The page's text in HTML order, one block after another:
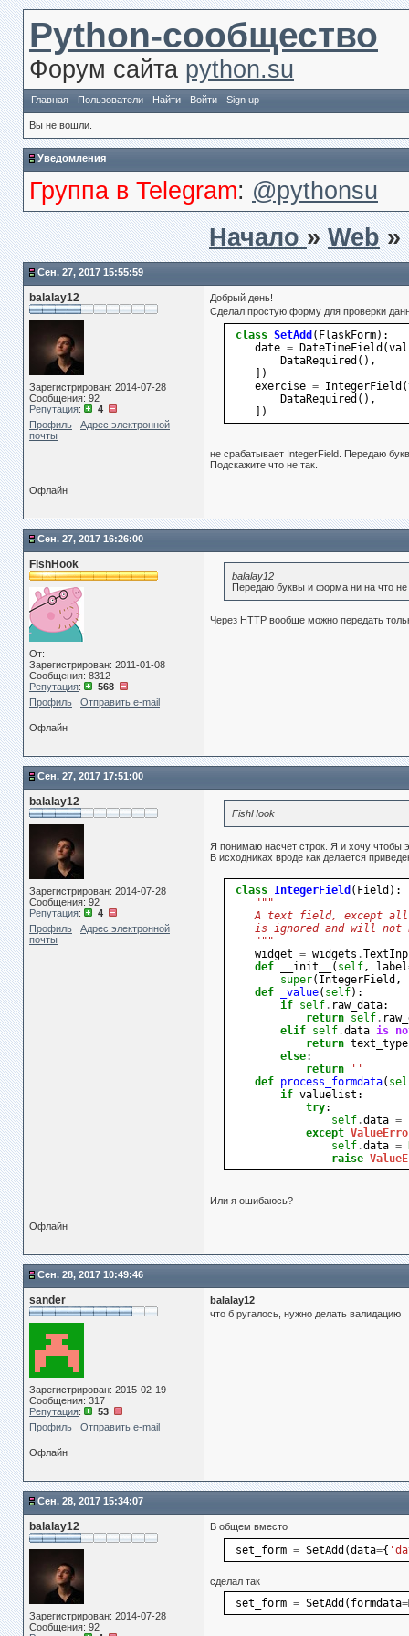
Python-сообщество
Форум сайта python.su
Главная Пользователи Найти Войти Sign up
Вы не вошли.
Уведомления
Группа в Telegram: @pythonsu
Начало»Web »
Сен. 27, 2017 15:55:59
balalay12
Зарегистрирован: 2014-07-28
Сообщения: 92
Репутация:
4
Профиль
Адрес электронной
почты
Добрый день!
Сделал простую форму для проверки
class SetAdd ( FlaskForm):
date = DateTimeField (
DataRequired (),
])
exercise = IntegerField (
DataRequired (),
])
не срабатывает IntegerField. Передаю
Подскажите что не так.
Офлайн
Сен. 27, 2017 16:26:00
FishHook
От:
Зарегистрирован: 2011-01-08
Сообщения: 8312
Репутация:
568
Профиль
Отправить e-mail
balalay12
Передаю буквы и форма ни на что не
Через HTTP вообще можно передать
Офлайн
Сен. 27, 2017 17:51:00
balalay12
Зарегистрирован: 2014-07-28
Сообщения: 92
Репутация:
4
Профиль
Адрес электронной
почты
FishHook
Я понимаю насчет строк. Я и хочу чтобы
В исходниках вроде как делается
class IntegerField ( Field ):
"""
A text field, except
is ignored and will not
    """
widget = widgets .
def
__init__ ( self, label
super( IntegerField ,
def
_value( self):
if self . raw_data:
return self .
elif self .data is
return text_type
else:
return
''
def process_formdata(
if valuelist :
try:
self .data =
except
self .data =
raise
Или я ошибаюсь?
Офлайн
Сен. 28, 2017 10:49:46
sander
Зарегистрирован: 2015-02-19
Сообщения: 317
Репутация:
53
Профиль
Отправить e-mail
balalay12
что б ругалось, нужно делать валидацию
Офлайн
Сен. 28, 2017 15:34:07
balalay12
Зарегистрирован: 2014-07-28
Сообщения: 92
В общем вместо
set_form = SetAdd (data={
сделал так
set_form = SetAdd ( formdata=